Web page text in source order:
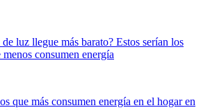
luz llegue más barato? Estos serían los
consumen energía
que más consumen energía en el hogar en